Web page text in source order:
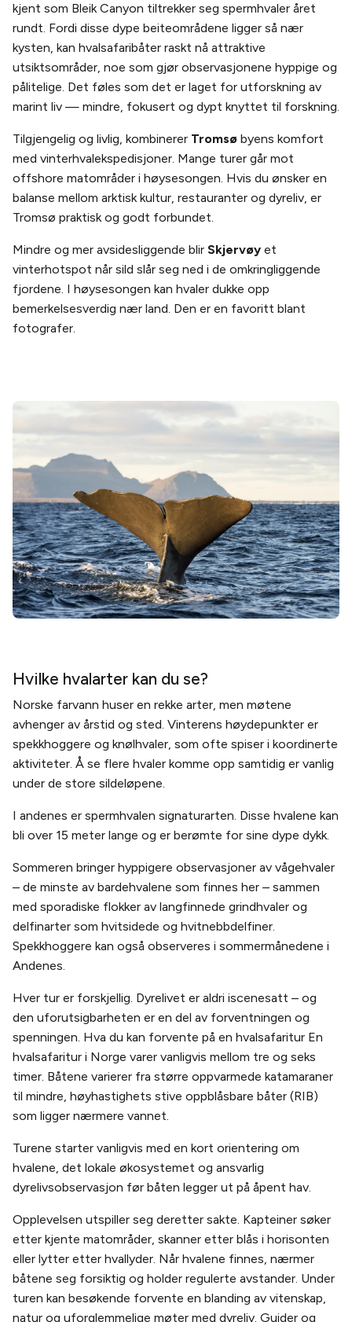
kjent som Bleik Canyon tiltrekker seg spermhvaler året
rundt. Fordi disse dype beiteområdene ligger så nær
kysten, kan hvalsafaribåter raskt nå attraktive
utsiktsområder, noe som gjør observasjonene hyppige og
pålitelige. Det føles som det er laget for utforskning av
marint liv — mindre, fokusert og dypt knyttet til forskning.
Tilgjengelig og livlig, kombinerer Tromsø byens komfort
med vinterhvalekspedisjoner. Mange turer går mot
offshore matområder i høysesongen. Hvis du ønsker en
balanse mellom arktisk kultur, restauranter og dyreliv, er
Tromsø praktisk og godt forbundet.
Mindre og mer avsidesliggende blir Skjervøy et
vinterhotspot når sild slår seg ned i de omkringliggende
fjordene. I høysesongen kan hvaler dukke opp
bemerkelsesverdig nær land. Den er en favoritt blant
fotografer.
Hvilke hvalarter kan du se?
Norske farvann huser en rekke arter, men møtene
avhenger av årstid og sted. Vinterens høydepunkter er
spekkhoggere og knølhvaler, som ofte spiser i koordinerte
aktiviteter. Å se flere hvaler komme opp samtidig er vanlig
under de store sildeløpene.
I andenes er spermhvalen signaturarten. Disse hvalene kan
bli over 15 meter lange og er berømte for sine dype dykk.
Sommeren bringer hyppigere observasjoner av vågehvaler
– de minste av bardehvalene som finnes her – sammen
med sporadiske flokker av langfinnede grindhvaler og
delfinarter som hvitsidede og hvitnebbdelfiner.
Spekkhoggere kan også observeres i sommermånedene i
Andenes.
Hver tur er forskjellig. Dyrelivet er aldri iscenesatt – og
den uforutsigbarheten er en del av forventningen og
spenningen. Hva du kan forvente på en hvalsafaritur En
hvalsafaritur i Norge varer vanligvis mellom tre og seks
timer. Båtene varierer fra større oppvarmede katamaraner
til mindre, høyhastighets stive oppblåsbare båter (RIB)
som ligger nærmere vannet.
Turene starter vanligvis med en kort orientering om
hvalene, det lokale økosystemet og ansvarlig
dyrelivsobservasjon før båten legger ut på åpent hav.
Opplevelsen utspiller seg deretter sakte. Kapteiner søker
etter kjente matområder, skanner etter blås i horisonten
eller lytter etter hvallyder. Når hvalene finnes, nærmer
båtene seg forsiktig og holder regulerte avstander. Under
turen kan besøkende forvente en blanding av vitenskap,
natur og uforglemmelige møter med dyreliv. Guider og